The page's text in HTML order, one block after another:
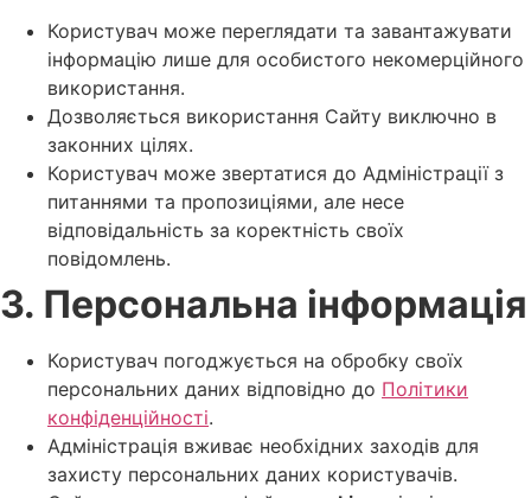
Користувач може переглядати та завантажувати
інформацію лише для особистого некомерційного
використання.
Дозволяється використання Сайту виключно в
законних цілях.
Користувач може звертатися до Адміністрації з
питаннями та пропозиціями, але несе
відповідальність за коректність своїх
повідомлень.
3. Персональна інформація
Користувач погоджується на обробку своїх
персональних даних відповідно до Політики
конфіденційності.
Адміністрація вживає необхідних заходів для
захисту персональних даних користувачів.